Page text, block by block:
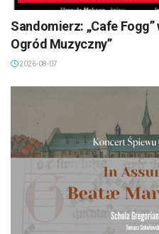
Sandomierz: „Cafe
Ogród Muzyczny”
2026-08-07